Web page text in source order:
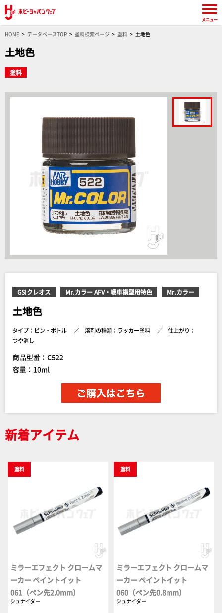
HOME データベースTOP 塗料検索ページ 塗料 土地色
土地色
塗料
GSIクレオス Mr.カラー AFV・戦車模型用特色 Mr.カラー
土地色
タイプ：ビン・ボトル 溶剤の種類：ラッカー塗料
仕上がり：
つや消し
商品型番：C522
容量：10ml
新着アイテム
塗料
ミラーエフェクト クロームマ
ーカー ペイントイット
061（ペン先2.0mm）
シュナイダー
塗料
ミラーエフェクト クロームマ
ーカー ペイントイット
060（ペン先0.8mm）
シュナイダー
メニュー